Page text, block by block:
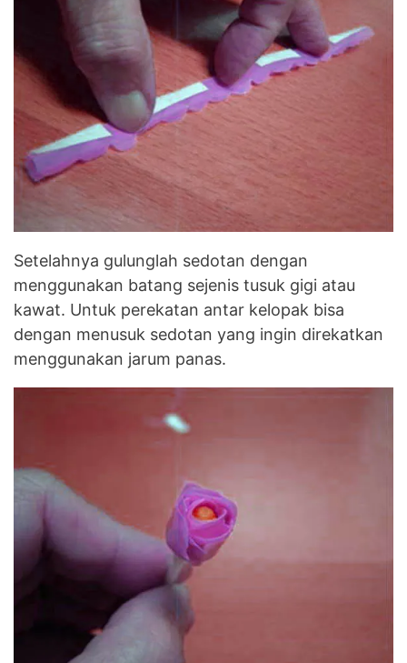
Setelahnya gulunglah sedotan dengan
menggunakan batang sejenis tusuk gigi atau
kawat. Untuk perekatan antar kelopak bisa
dengan menusuk sedotan yang ingin direkatkan
menggunakan jarum panas.